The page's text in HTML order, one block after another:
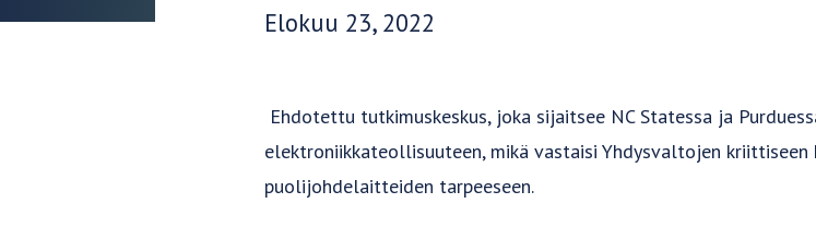
Julkaisupäivä:
Elokuu 23, 2022
Ehdotettu tutkimuskeskus, joka sijaitsee NC Statessa ja
elektroniikkateollisuuteen, mikä vastaisi Yhdysvaltojen
puolijohdelaitteiden tarpeeseen.